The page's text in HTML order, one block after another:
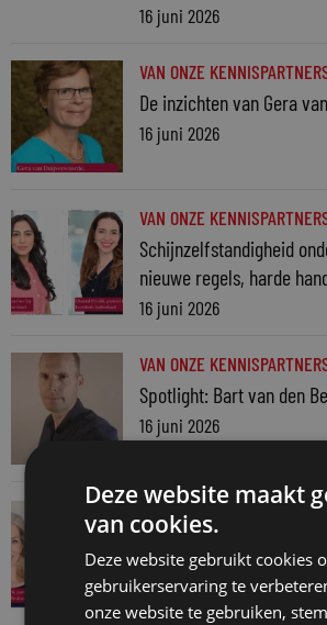
16 juni 2026
VAN ONZE
De inzichten van Gera
16 juni 2026
VAN ONZE
Schijnzelfstandigheid
nieuwe regels, harde
16 juni 2026
VAN ONZE
Spotlight: Bart van den
16 juni 2026
VAN ONZE
Waarom de WAMCA ook
treffen: ‘Het speelveld is
16 juni 2026
Deze website maakt
van cookies.
Deze website gebruikt cookies
gebruikerservaring te
onze website te gebruiken,